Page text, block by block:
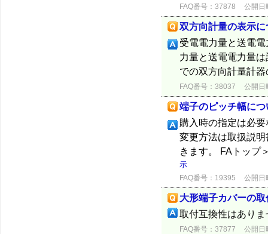
FAQ番号：37878 公開日
双方向計量の表示
受電電力量と送電
力量と送電電力量
での双方向計量計
FAQ番号：38037 公開日
端子のピッチ幅に
購入時の指定は必
変更方法は取扱説
きます。 FAトップ
示
FAQ番号：19395 公開日
大形端子カバーの
取付互換性はあり
FAQ番号：37877 公開日